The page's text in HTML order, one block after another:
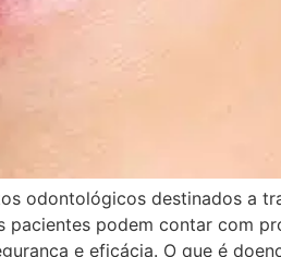
odontológicos destinados a
podem contar com
e eficácia. O que é